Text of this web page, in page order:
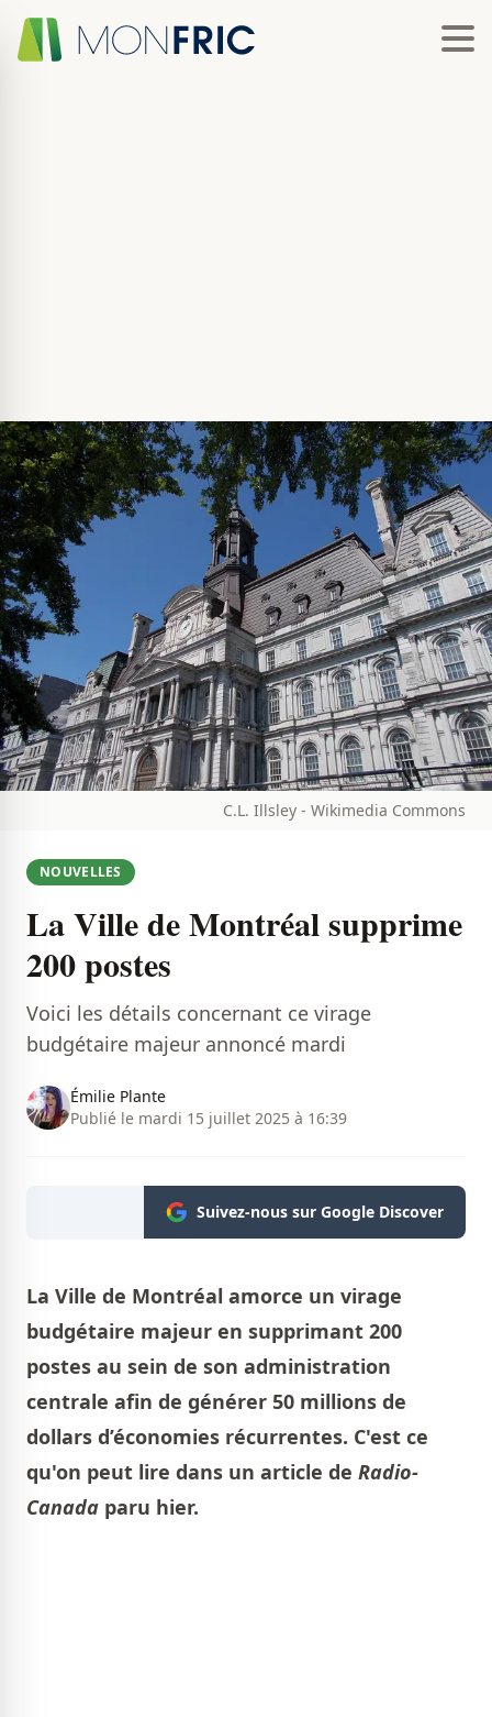
C.L. Illsley - Wikimedia Commons
NOUVELLES
La Ville de Montréal supprime
200 postes
Voici les détails concernant ce virage
budgétaire majeur annoncé mardi
Émilie Plante
Publié le mardi 15 juillet 2025 à 16:39
Suivez-nous sur Google Discover
La Ville de Montréal amorce un virage
budgétaire majeur en supprimant 200
postes au sein de son administration
centrale afin de générer 50 millions de
dollars d’économies récurrentes. C'est ce
qu'on peut lire dans un article de Radio-
Canada paru hier.